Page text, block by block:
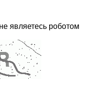
являетесь роботом